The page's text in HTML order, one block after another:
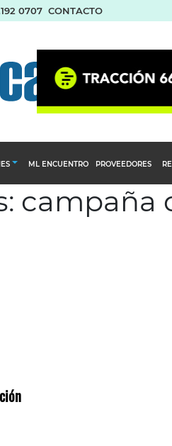
0707 CONTACTO
y compras
ML ENCUENTRO PROVEEDORES
campaña